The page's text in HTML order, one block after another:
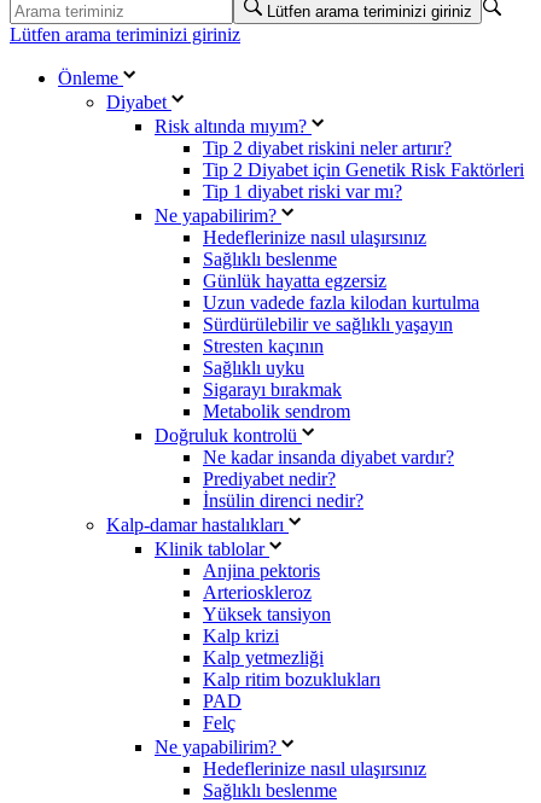
Lütfen arama teriminizi giriniz
Lütfen arama teriminizi giriniz
Önleme
Diyabet
Risk altında mıyım?
Tip 2 diyabet riskini neler artırır?
Tip 2 Diyabet için Genetik Risk Faktörleri
Tip 1 diyabet riski var mı?
Ne yapabilirim?
Hedeflerinize nasıl ulaşırsınız
Sağlıklı beslenme
Günlük hayatta egzersiz
Uzun vadede fazla kilodan kurtulma
Sürdürülebilir ve sağlıklı yaşayın
Stresten kaçının
Sağlıklı uyku
Sigarayı bırakmak
Metabolik sendrom
Doğruluk kontrolü
Ne kadar insanda diyabet vardır?
Prediyabet nedir?
İnsülin direnci nedir?
Kalp-damar hastalıkları
Klinik tablolar
Anjina pektoris
Arterioskleroz
Yüksek tansiyon
Kalp krizi
Kalp yetmezliği
Kalp ritim bozuklukları
PAD
Felç
Ne yapabilirim?
Hedeflerinize nasıl ulaşırsınız
Sağlıklı beslenme